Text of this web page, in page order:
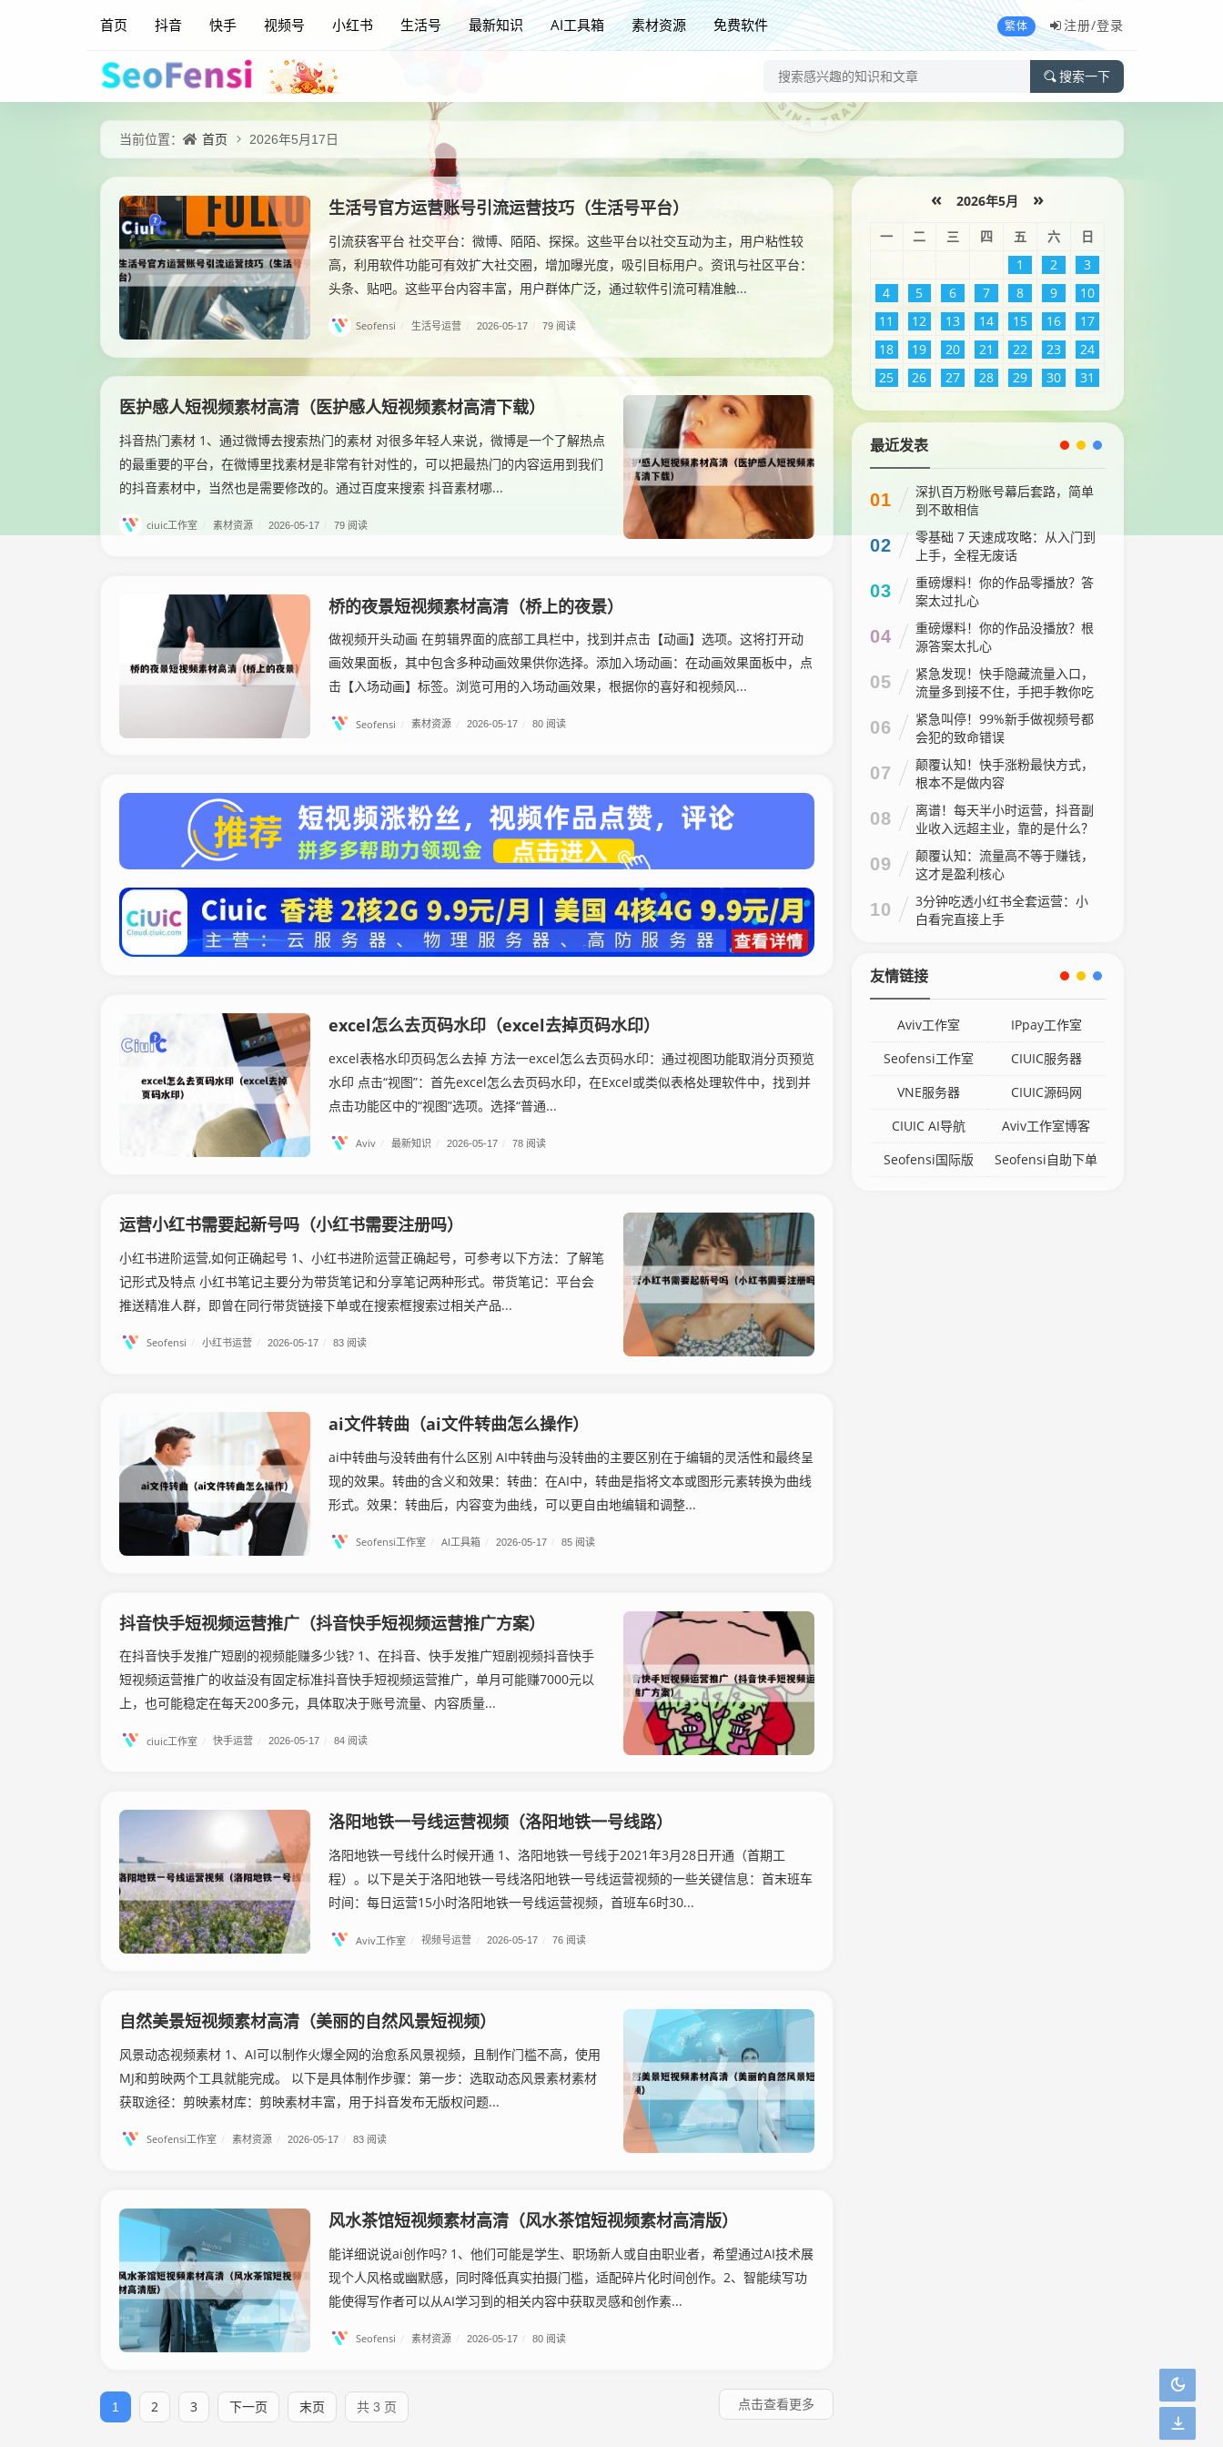
首页 抖音 快手 视频号 小红书 生活号 最新知识 AI工具箱 素材资源 免费软件 繁体 注册/登录
搜索一下
当前位置： 首页 2026年5月17日
生活号官方运营账号引流运营技巧（生活号平台）
引流获客平台 社交平台：微博、陌陌、探探。这些平台以社交互动为主，用户粘性较
高，利用软件功能可有效扩大社交圈，增加曝光度，吸引目标用户。资讯与社区平台：
头条、贴吧。这些平台内容丰富，用户群体广泛，通过软件引流可精准触...
Seofensi 生活号运营 2026-05-17 79 阅读
医护感人短视频素材高清（医护感人短视频素材高清下载）
抖音热门素材 1、通过微博去搜索热门的素材 对很多年轻人来说，微博是一个了解热点
的最重要的平台，在微博里找素材是非常有针对性的，可以把最热门的内容运用到我们
的抖音素材中，当然也是需要修改的。通过百度来搜索 抖音素材哪...
ciuic工作室 素材资源 2026-05-17 79 阅读
桥的夜景短视频素材高清（桥上的夜景）
做视频开头动画 在剪辑界面的底部工具栏中，找到并点击【动画】选项。这将打开动
画效果面板，其中包含多种动画效果供你选择。添加入场动画：在动画效果面板中，点
击【入场动画】标签。浏览可用的入场动画效果，根据你的喜好和视频风...
Seofensi 素材资源 2026-05-17 80 阅读
excel怎么去页码水印（excel去掉页码水印）
excel表格水印页码怎么去掉 方法一excel怎么去页码水印：通过视图功能取消分页预览
水印 点击“视图”：首先excel怎么去页码水印，在Excel或类似表格处理软件中，找到并
点击功能区中的“视图”选项。选择“普通...
Aviv 最新知识 2026-05-17 78 阅读
运营小红书需要起新号吗（小红书需要注册吗）
小红书进阶运营,如何正确起号 1、小红书进阶运营正确起号，可参考以下方法：了解笔
记形式及特点 小红书笔记主要分为带货笔记和分享笔记两种形式。带货笔记：平台会
推送精准人群，即曾在同行带货链接下单或在搜索框搜索过相关产品...
Seofensi 小红书运营 2026-05-17 83 阅读
ai文件转曲（ai文件转曲怎么操作）
ai中转曲与没转曲有什么区别 AI中转曲与没转曲的主要区别在于编辑的灵活性和最终呈
现的效果。转曲的含义和效果：转曲：在AI中，转曲是指将文本或图形元素转换为曲线
形式。效果：转曲后，内容变为曲线，可以更自由地编辑和调整...
Seofensi工作室 AI工具箱 2026-05-17 85 阅读
抖音快手短视频运营推广（抖音快手短视频运营推广方案）
在抖音快手发推广短剧的视频能赚多少钱? 1、在抖音、快手发推广短剧视频抖音快手
短视频运营推广的收益没有固定标准抖音快手短视频运营推广，单月可能赚7000元以
上，也可能稳定在每天200多元，具体取决于账号流量、内容质量...
ciuic工作室 快手运营 2026-05-17 84 阅读
洛阳地铁一号线运营视频（洛阳地铁一号线路）
洛阳地铁一号线什么时候开通 1、洛阳地铁一号线于2021年3月28日开通（首期工
程）。以下是关于洛阳地铁一号线洛阳地铁一号线运营视频的一些关键信息：首末班车
时间：每日运营15小时洛阳地铁一号线运营视频，首班车6时30...
Aviv工作室 视频号运营 2026-05-17 76 阅读
自然美景短视频素材高清（美丽的自然风景短视频）
风景动态视频素材 1、AI可以制作火爆全网的治愈系风景视频，且制作门槛不高，使用
MJ和剪映两个工具就能完成。 以下是具体制作步骤：第一步：选取动态风景素材素材
获取途径：剪映素材库：剪映素材丰富，用于抖音发布无版权问题...
Seofensi工作室 素材资源 2026-05-17 83 阅读
风水茶馆短视频素材高清（风水茶馆短视频素材高清版）
能详细说说ai创作吗? 1、他们可能是学生、职场新人或自由职业者，希望通过AI技术展
现个人风格或幽默感，同时降低真实拍摄门槛，适配碎片化时间创作。2、智能续写功
能使得写作者可以从AI学习到的相关内容中获取灵感和创作素...
Seofensi 素材资源 2026-05-17 80 阅读
1 2 3 下一页 末页 共 3 页 点击查看更多
« 2026年5月 »
一 二 三 四 五 六 日
1 2
3
4
5 6 7 8 9
10
11
12 13 14 15 16
17
18
19 20 21 22 23
24
25
26 27 28 29 30 31
最近发表
01
深扒百万粉账号幕后套路，简单
到不敢相信
02
零基础 7 天速成攻略：从入门到
上手，全程无废话
03
重磅爆料！你的作品零播放？答
案太过扎心
04
重磅爆料！你的作品没播放？根
源答案太扎心
05
紧急发现！快手隐藏流量入口，
流量多到接不住，手把手教你吃
透红利
06
紧急叫停！99%新手做视频号都
会犯的致命错误
07
颠覆认知！快手涨粉最快方式，
根本不是做内容
08
离谱！每天半小时运营，抖音副
业收入远超主业，靠的是什么？
09
颠覆认知：流量高不等于赚钱，
这才是盈利核心
10
3分钟吃透小红书全套运营：小
白看完直接上手
友情链接
Aviv工作室
IPpay工作室
Seofensi工作室
CIUIC服务器
VNE服务器
CIUIC源码网
CIUIC AI导航
Aviv工作室博客
Seofensi国际版
Seofensi自助下单